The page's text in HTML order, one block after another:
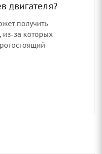
двигателя?
получить
из-за которых